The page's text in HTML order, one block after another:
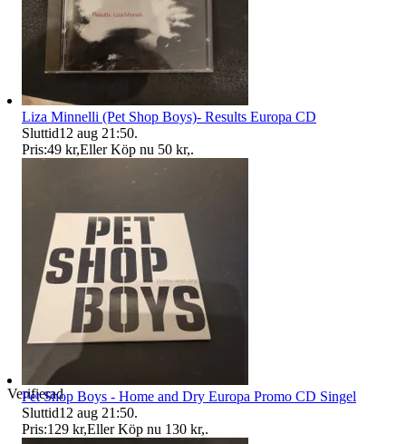
Verifierad
Liza Minnelli (Pet Shop Boys)- Results Europa CD
Sluttid12 aug 21:50.
Pris:49 kr,Eller Köp nu 50 kr,.
Pet Shop Boys - Home and Dry Europa Promo CD Singel
Sluttid12 aug 21:50.
Pris:129 kr,Eller Köp nu 130 kr,.